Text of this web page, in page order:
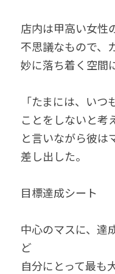
店内は甲高い女性
不思議なもので、
妙に落ち着く空間
「たまには、い
ことをしないと考
と言いながら彼は
差し出した。
目標達成シート
中心のマスに、達
ど
自分にとって最も